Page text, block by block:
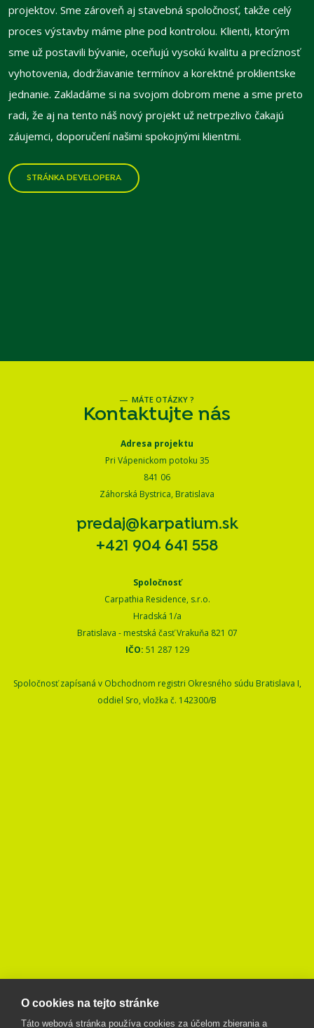
projektov. Sme zároveň aj stavebná spoločnosť, takže celý
proces výstavby máme plne pod kontrolou. Klienti, ktorým
sme už postavili bývanie, oceňujú vysokú kvalitu a precíznosť
vyhotovenia, dodržiavanie termínov a korektné proklientske
jednanie. Zakladáme si na svojom dobrom mene a sme preto
radi, že aj na tento náš nový projekt už netrpezlivo čakajú
záujemci, doporučení našimi spokojnými klientmi.
STRÁNKA DEVELOPERA
MÁTE OTÁZKY ?
Kontaktujte nás
Adresa projektu
Pri Vápenickom potoku 35
841 06
Záhorská Bystrica, Bratislava
predaj@karpatium.sk
+421 904 641 558
Spoločnosť
Carpathia Residence, s.r.o.
Hradská 1/a
Bratislava - mestská časť Vrakuňa 821 07
IČO: 51 287 129
Spoločnosť zapísaná v Obchodnom registri Okresného súdu Bratislava I,
oddiel Sro, vložka č. 142300/B
O cookies na tejto stránke
Táto webová stránka používa cookies za účelom zbierania a